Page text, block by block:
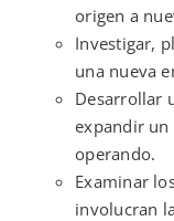
origen a
Investigar,
una nueva
Desarrollar
expandir un
operando.
Examinar
involucran